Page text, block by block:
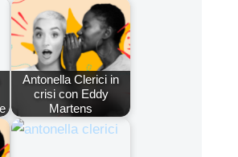
Antonella Clerici in
crisi con Eddy
Martens